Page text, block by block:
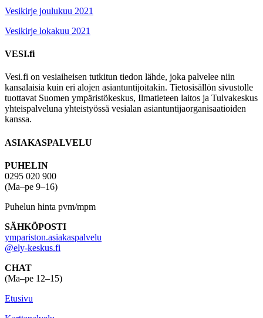
Vesikirje joulukuu 2021
Vesikirje lokakuu 2021
VESI.fi
Vesi.fi on vesiaiheisen tutkitun tiedon lähde, joka palvelee niin
kansalaisia kuin eri alojen asiantuntijoitakin. Tietosisällön sivustolle
tuottavat Suomen ympäristökeskus, Ilmatieteen laitos ja Tulvakeskus
yhteispalveluna yhteistyössä vesialan asiantuntijaorganisaatioiden
kanssa.
ASIAKASPALVELU
PUHELIN
0295 020 900
(Ma–pe 9–16)
Puhelun hinta pvm/mpm
SÄHKÖPOSTI
ympariston.asiakaspalvelu
@ely-keskus.fi
CHAT
(Ma–pe 12–15)
Etusivu